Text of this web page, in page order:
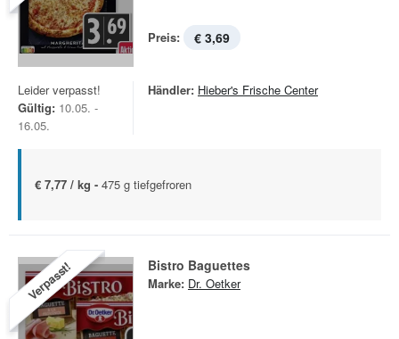
Preis: € 3,69
Leider verpasst!
Gültig: 10.05. -
16.05.
Händler: Hieber's Frische Center
€ 7,77 / kg - 475 g tiefgefroren
Verpasst! Bistro Baguettes
Marke: Dr. Oetker